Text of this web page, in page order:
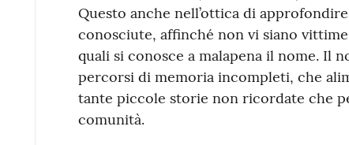
Questo anche nell’ottica di
conosciute, affinché non vi siano
quali si conosce a malapena il nome. Il
percorsi di memoria incompleti, che
tante piccole storie non ricordate che
comunità.